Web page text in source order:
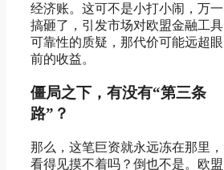
经济账。这可不是小打小闹，万一
搞砸了，引发市场对欧盟金融工具
可靠性的质疑，那代价可能远超眼
前的收益。
僵局之下，有没有“第三条
路”？
那么，这笔巨资就永远冻在那里，
看得见摸不着吗？倒也不是。欧盟